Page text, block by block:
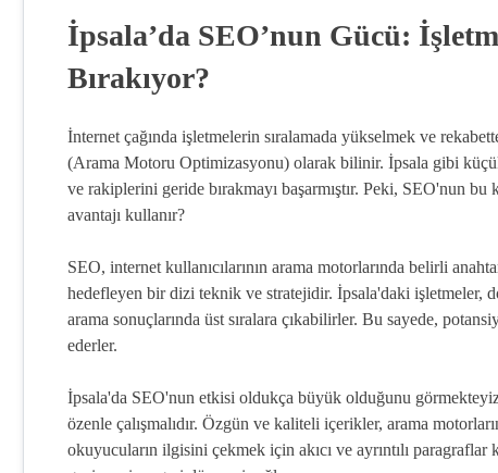
İpsala’da SEO’nun Gücü:
Bırakıyor?
İnternet çağında işletmelerin sıralamada yükselmek ve
(Arama Motoru Optimizasyonu) olarak bilinir. İpsala gibi
ve rakiplerini geride bırakmayı başarmıştır. Peki, SEO'nun
avantajı kullanır?
SEO, internet kullanıcılarının arama motorlarında belirli
hedefleyen bir dizi teknik ve stratejidir. İpsala'daki işletmeler,
arama sonuçlarında üst sıralara çıkabilirler. Bu sayede,
ederler.
İpsala'da SEO'nun etkisi oldukça büyük olduğunu
özenle çalışmalıdır. Özgün ve kaliteli içerikler, arama
okuyucuların ilgisini çekmek için akıcı ve ayrıntılı